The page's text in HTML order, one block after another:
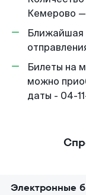
Кемерово
Ближайшая
Билеты на
можно
даты - 04-
Электронные